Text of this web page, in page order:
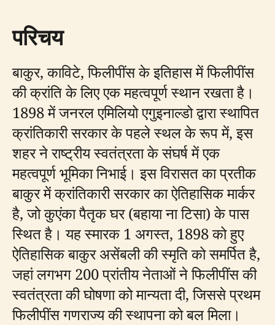
परिचय
बाकुर, काविटे, फिलीपींस के इतिहास में फिलीपींस
की क्रांति के लिए एक महत्वपूर्ण स्थान रखता है।
1898 में जनरल एमिलियो एगुइनाल्डो द्वारा स्थापित
क्रांतिकारी सरकार के पहले स्थल के रूप में, इस
शहर ने राष्ट्रीय स्वतंत्रता के संघर्ष में एक
महत्वपूर्ण भूमिका निभाई। इस विरासत का प्रतीक
बाकुर में क्रांतिकारी सरकार का ऐतिहासिक मार्कर
है, जो कुएंका पैतृक घर (बहाया ना टिसा) के पास
स्थित है। यह स्मारक 1 अगस्त, 1898 को हुए
ऐतिहासिक बाकुर असेंबली की स्मृति को समर्पित है,
जहां लगभग 200 प्रांतीय नेताओं ने फिलीपींस की
स्वतंत्रता की घोषणा को मान्यता दी, जिससे प्रथम
फिलीपींस गणराज्य की स्थापना को बल मिला।